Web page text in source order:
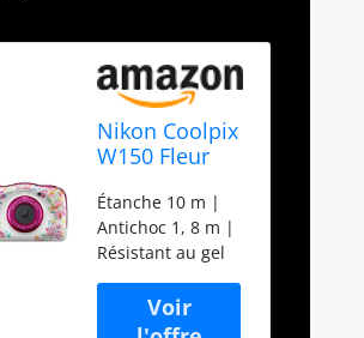
Nikon Coolpix
W150 Fleur
Étanche 10 m |
Antichoc 1, 8 m |
Résistant au gel
-10 °C | Résistant
à la poussière
capteur CMOS